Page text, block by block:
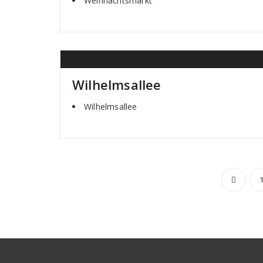
Wilhelmsallee
Wilhelmsallee
1